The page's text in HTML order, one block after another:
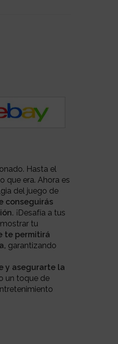
Hasta el
que era. Ahora es
del juego de
conseguirás
¡Desafía a tus
tu
te permitirá
garantizando
y asegurarte la
un toque de